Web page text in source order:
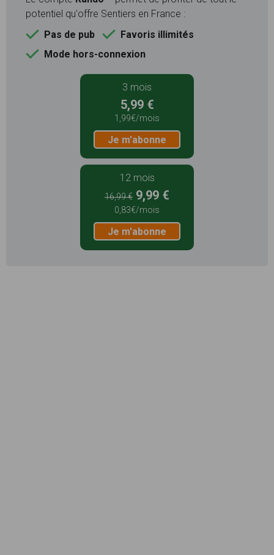
potentiel qu'offre Sentiers en France :
Pas de pub
Favoris illimités
Mode hors-connexion
3 mois
5,99 €
1,99€/mois
Je m'abonne
12 mois
16,99 € 9,99 €
0,83€/mois
Je m'abonne